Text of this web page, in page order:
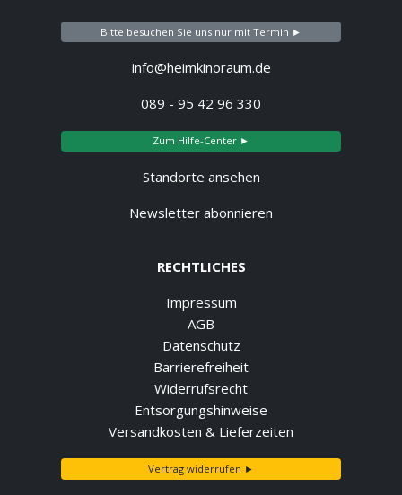
Bitte besuchen Sie uns nur mit Termin ►
info@heimkinoraum.de
089 - 95 42 96 330
Zum Hilfe-Center ►
Standorte ansehen
Newsletter abonnieren
RECHTLICHES
Impressum
AGB
Datenschutz
Barrierefreiheit
Widerrufsrecht
Entsorgungshinweise
Versandkosten & Lieferzeiten
Vertrag widerrufen ►